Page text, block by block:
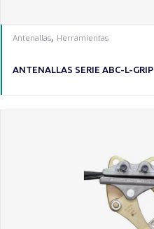
Antenallas, Herramientas
ANTENALLAS SERIE ABC-L-GRIP